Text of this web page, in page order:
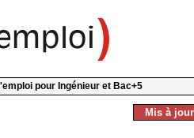
pour Ingénieur et Bac+5
Mis à